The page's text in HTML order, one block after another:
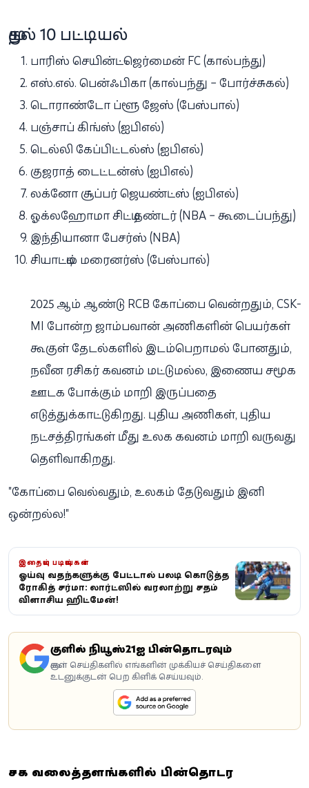
முதல் 10 பட்டியல்
பாரிஸ் செயின்ட்-ஜெர்மைன் FC (கால்பந்து)
எஸ்.எல். பென்ஃபிகா (கால்பந்து – போர்ச்சுகல்)
டொராண்டோ ப்ளூ ஜேஸ் (பேஸ்பால்)
பஞ்சாப் கிங்ஸ் (ஐபிஎல்)
டெல்லி கேப்பிட்டல்ஸ் (ஐபிஎல்)
குஜராத் டைட்டன்ஸ் (ஐபிஎல்)
லக்னோ சூப்பர் ஜெயண்ட்ஸ் (ஐபிஎல்)
ஓக்லஹோமா சிட்டி தண்டர் (NBA – கூடைப்பந்து)
இந்தியானா பேசர்ஸ் (NBA)
சியாட்டில் மரைனர்ஸ் (பேஸ்பால்)
2025 ஆம் ஆண்டு RCB கோப்பை வென்றதும், CSK-
MI போன்ற ஜாம்பவான் அணிகளின் பெயர்கள்
கூகுள் தேடல்களில் இடம்பெறாமல் போனதும்,
நவீன ரசிகர் கவனம் மட்டுமல்ல, இணைய சமூக
ஊடக போக்கும் மாறி இருப்பதை
எடுத்துக்காட்டுகிறது. புதிய அணிகள், புதிய
நட்சத்திரங்கள் மீது உலக கவனம் மாறி வருவது
தெளிவாகிறது.
"கோப்பை வெல்வதும், உலகம் தேடுவதும் இனி
ஒன்றல்ல!"
இதையும் படியுங்கள்
ஓய்வு வதந்திகளுக்கு பேட்டால் பதிலடி கொடுத்த
ரோகித் சர்மா: லார்ட்ஸில் வரலாற்று சதம்
விளாசிய ஹிட்மேன்!
கூகுளில் நியூஸ்21ஐ பின்தொடரவும்
கூகுள் செய்திகளில் எங்களின் முக்கியச் செய்திகளை
உடனுக்குடன் பெற கிளிக் செய்யவும்.
சமூக வலைத்தளங்களில் பின்தொடர